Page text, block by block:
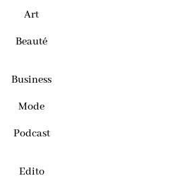
Art
Beauté
Business
Mode
Podcast
Edito